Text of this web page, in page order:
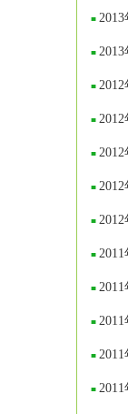
2013
2013
2012
2012
2012
2012
2012
2011
2011
2011
2011
2011